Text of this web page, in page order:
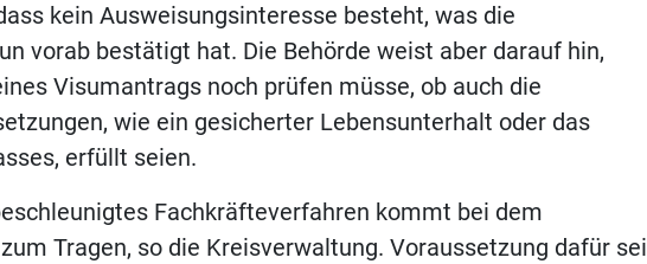
kein Ausweisungsinteresse besteht, was die
vorab bestätigt hat. Die Behörde weist aber darauf hin,
Visumantrags noch prüfen müsse, ob auch die
wie ein gesicherter Lebensunterhalt oder das
erfüllt seien.
Fachkräfteverfahren kommt bei dem
Tragen, so die Kreisverwaltung. Voraussetzung dafür sei